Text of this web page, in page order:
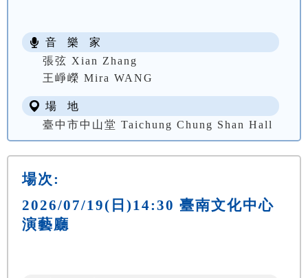
音 樂 家
張弦 Xian Zhang
王崢嶸 Mira WANG
場 地
臺中市中山堂 Taichung Chung Shan Hall
場次:
2026/07/19(日)14:30 臺南文化中心
演藝廳